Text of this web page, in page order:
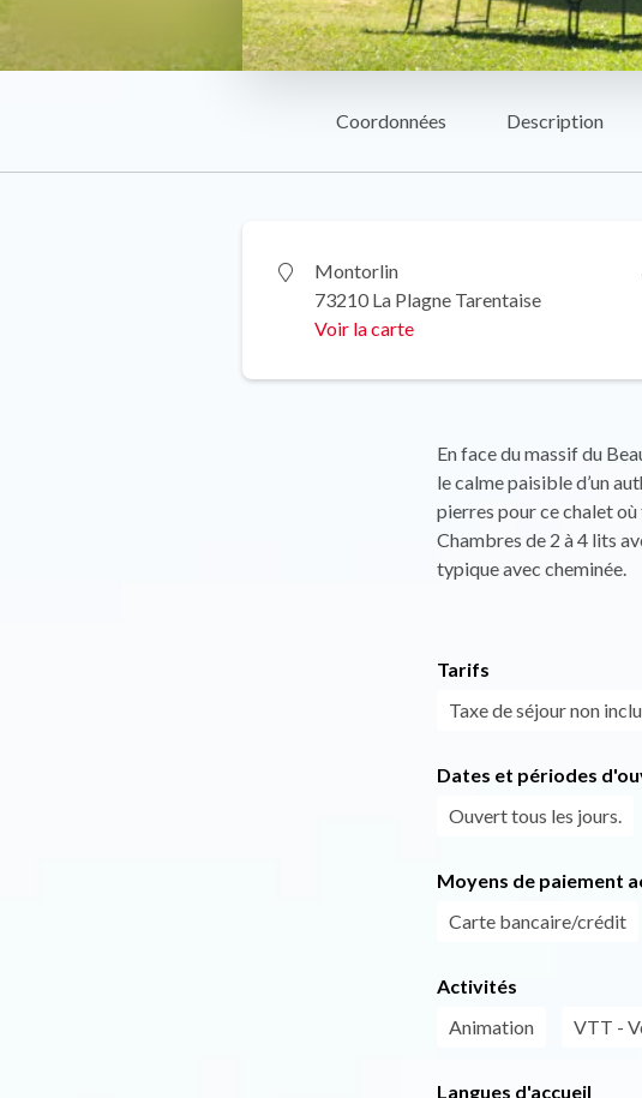
Coordonnées Description
Montorlin
73210 La Plagne Tarentaise
Voir la carte
En face du massif du
le calme paisible d’un
pierres pour ce chalet
Chambres de 2 à 4 lits
typique avec cheminée.
Tarifs
Taxe de séjour non
Dates et périodes
Ouvert tous les jours.
Moyens de paiement
Carte bancaire/crédit
Activités
Animation
VTT -
Langues d'accueil